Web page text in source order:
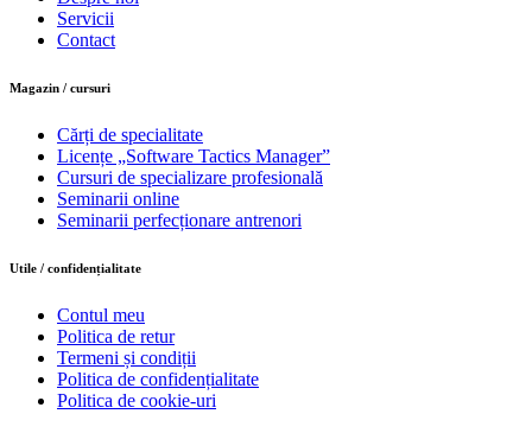
Servicii
Contact
Magazin / cursuri
Cărți de specialitate
Licențe „Software Tactics Manager”
Cursuri de specializare profesională
Seminarii online
Seminarii perfecționare antrenori
Utile / confidențialitate
Contul meu
Politica de retur
Termeni și condiții
Politica de confidențialitate
Politica de cookie-uri